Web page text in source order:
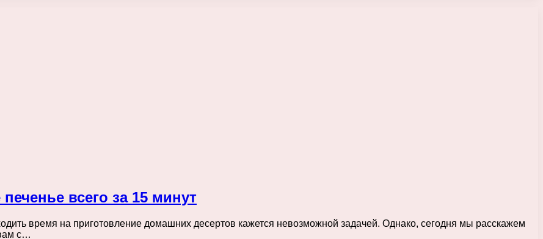
всего за 15 минут
время на приготовление домашних десертов кажется невозможной задачей. Однако, сегодня мы расскажем
с…